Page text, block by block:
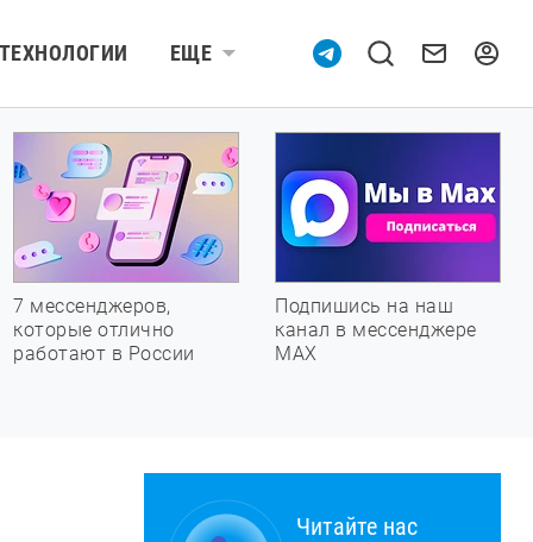
ЕЩЕ
7 мессенджеров,
которые отлично
работают в России
Подпишись на наш
канал в мессенджере
МАХ
Читайте нас